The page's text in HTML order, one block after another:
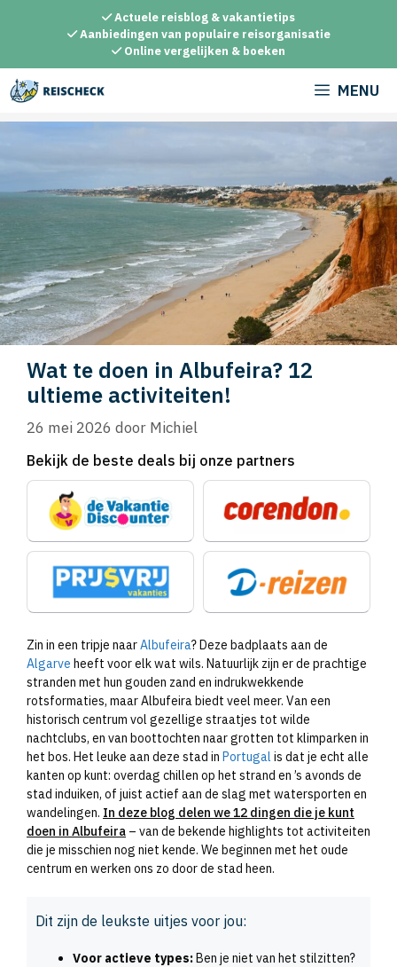
inhoud
Actuele reisblog & vakantietips
Aanbiedingen van populaire reisorganisatie
Online vergelijken & boeken
MENU
Wat te doen in Albufeira? 12
ultieme activiteiten!
26 mei 2026 door Michiel
Bekijk de beste deals bij onze partners
Zin in een tripje naarAlbufeira? Deze badplaats aan de
Algarve heeft voor elk wat wils. Natuurlijk zijn er de prachtige
stranden met hun gouden zand en indrukwekkende
rotsformaties, maar Albufeira biedt veel meer. Van een
historisch centrum vol gezellige straatjes tot wilde
nachtclubs, en van boottochten naar grotten tot klimparken in
het bos. Het leuke aan deze stad in Portugal is dat je echt alle
kanten op kunt: overdag chillen op het strand en ’s avonds de
stad induiken, of juist actief aan de slag met watersporten en
wandelingen. In deze blog delen we 12 dingen die je kunt
doen in Albufeira – van de bekende highlights tot activiteiten
die je misschien nog niet kende. We beginnen met het oude
centrum en werken ons zo door de stad heen.
Dit zijn de leukste uitjes voor jou:
Voor actieve types:Ben je niet van het stilzitten?